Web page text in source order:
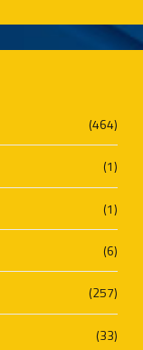
(464)
(1)
(1)
(6)
(257)
(33)